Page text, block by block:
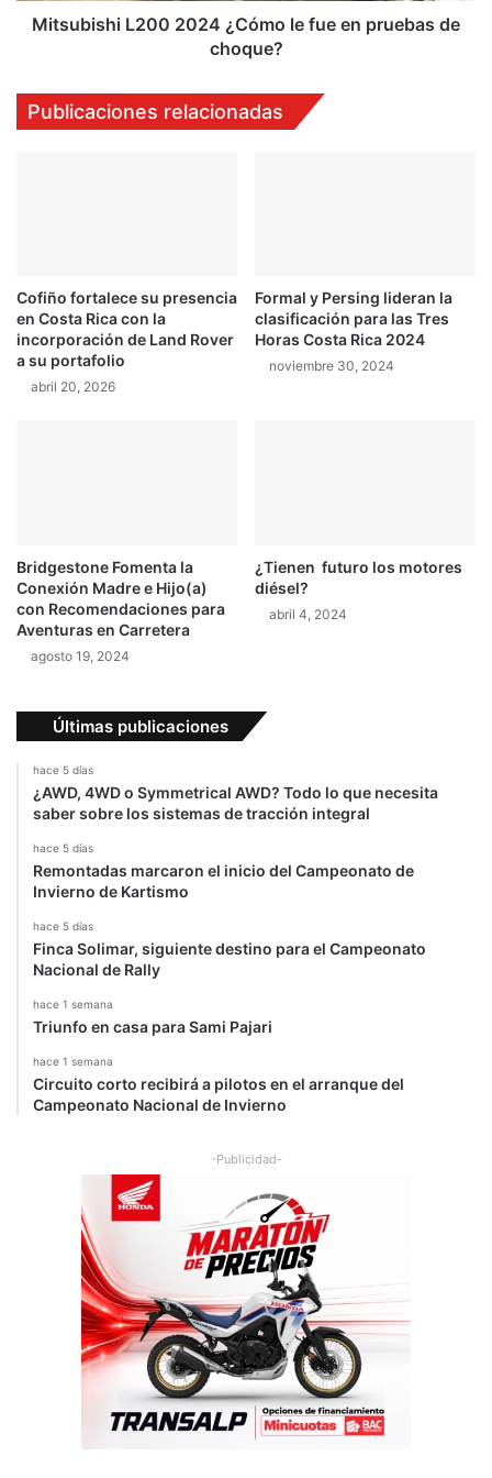
choque?
Mitsubishi L200 2024 ¿Cómo le fue en pruebas de
choque?
Publicaciones relacionadas
Cofiño fortalece su presencia
en Costa Rica con la
incorporación de Land Rover
a su portafolio
abril 20, 2026
Formal y Persing lideran la
clasificación para las Tres
Horas Costa Rica 2024
noviembre 30, 2024
Bridgestone Fomenta la
Conexión Madre e Hijo(a)
con Recomendaciones para
Aventuras en Carretera
agosto 19, 2024
¿Tienen futuro los motores
diésel?
abril 4, 2024
Últimas publicaciones
hace 5 días
¿AWD, 4WD o Symmetrical AWD? Todo lo que necesita
saber sobre los sistemas de tracción integral
hace 5 días
Remontadas marcaron el inicio del Campeonato de
Invierno de Kartismo
hace 5 días
Finca Solimar, siguiente destino para el Campeonato
Nacional de Rally
hace 1 semana
Triunfo en casa para Sami Pajari
hace 1 semana
Circuito corto recibirá a pilotos en el arranque del
Campeonato Nacional de Invierno
-Publicidad-